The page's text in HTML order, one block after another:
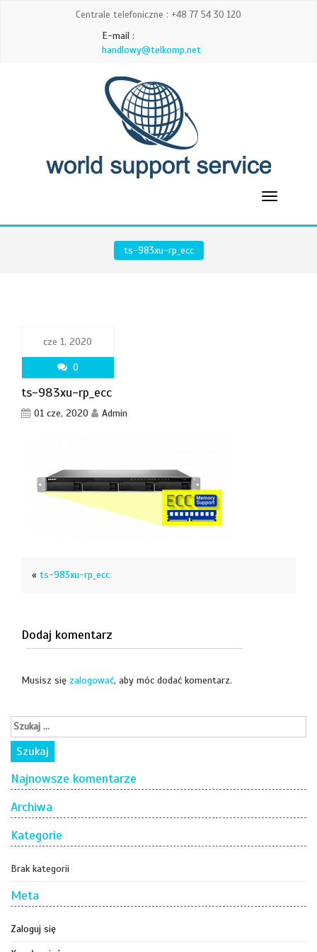
Centrale telefoniczne : +48 77 54 30 120
E-mail :
handlowy@telkomp.net
ts-983xu-rp_ecc
cze 1, 2020
0
ts-983xu-rp_ecc
01 cze, 2020 Admin
« ts-983xu-rp_ecc
Dodaj komentarz
Musisz się zalogować, aby móc dodać komentarz.
Najnowsze komentarze
Archiwa
Kategorie
Brak kategorii
Meta
Zaloguj się